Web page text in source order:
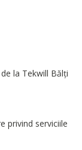
la Tekwill Bălți
privind serviciile